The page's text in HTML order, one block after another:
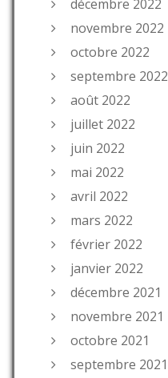
décembre 2022
novembre 2022
octobre 2022
septembre 2022
août 2022
juillet 2022
juin 2022
mai 2022
avril 2022
mars 2022
février 2022
janvier 2022
décembre 2021
novembre 2021
octobre 2021
septembre 2021